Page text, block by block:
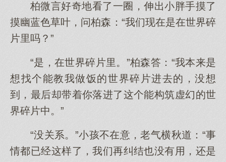
柏微言好奇地看了一圈，伸出小胖手摸了
摸幽蓝色草叶，问柏森：“我们现在是在世界碎
片里吗？”
“是，在世界碎片里。”柏森答：“我本来是
想找个能教我做饭的世界碎片进去的，没想
到，最后却带着你落进了这个能构筑虚幻的世
界碎片中。”
“没关系。”小孩不在意，老气横秋道：“事
情都已经这样了，我们再纠结也没有用，还是